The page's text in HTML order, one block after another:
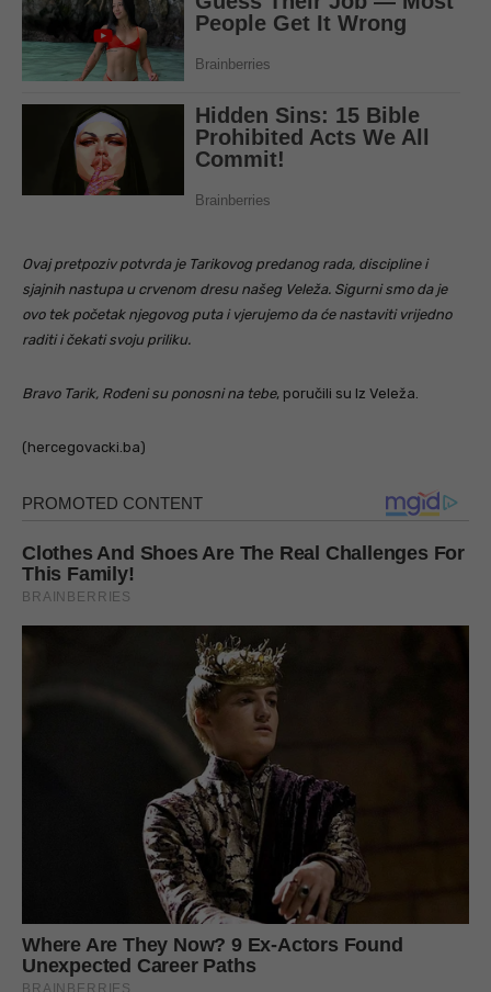
Ovaj pretpoziv potvrda je Tarikovog predanog rada, discipline i
sjajnih nastupa u crvenom dresu našeg Veleža. Sigurni smo da je
ovo tek početak njegovog puta i vjerujemo da će nastaviti vrijedno
raditi i čekati svoju priliku.
Bravo Tarik, Rođeni su ponosni na tebe, poručili su Iz Veleža.
(hercegovacki.ba)